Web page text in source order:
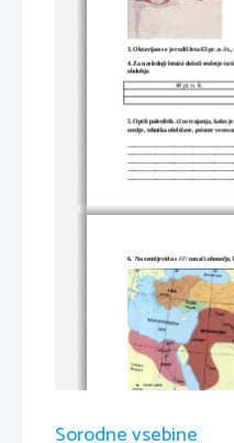
3. Oktavijan se je rodil leta 63 pr. n.
4. Za naslednji letnici določi stoletje in
obdobje.
44 pr. n. št.
5. Opiši paleolitik. (čas trajanja, kako
orožje, tehnika obdelave, primer
6.  Na zemljevidu s ///// označi
Sorodne vsebine